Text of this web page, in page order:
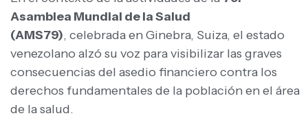
Asamblea Mundial de la Salud
(AMS79), celebrada en Ginebra, Suiza, el estado
venezolano alzó su voz para visibilizar las graves
consecuencias del asedio financiero contra los
derechos fundamentales de la población en el área
de la salud.